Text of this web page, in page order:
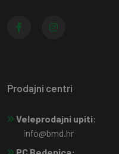
Prodajni centri
Veleprodajni upiti:
info@bmd.hr